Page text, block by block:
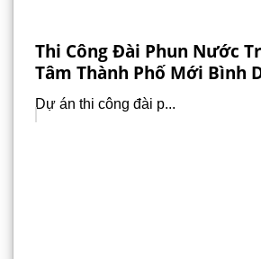
Thi Công Đài Phun Nước
Tâm Thành Phố Mới Bình
Dự án thi công đài p...